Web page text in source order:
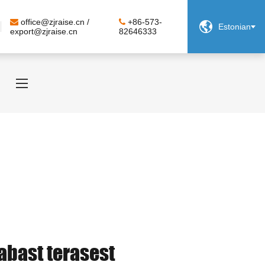
office@zjraise.cn /
export@zjraise.cn
+86-573-
82646333
 Estonian
terasest